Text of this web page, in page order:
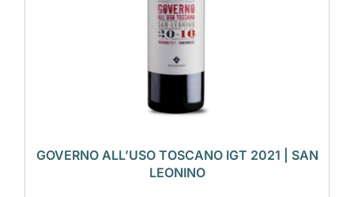
GOVERNO ALL’USO TOSCANO IGT 2021 | SAN
LEONINO